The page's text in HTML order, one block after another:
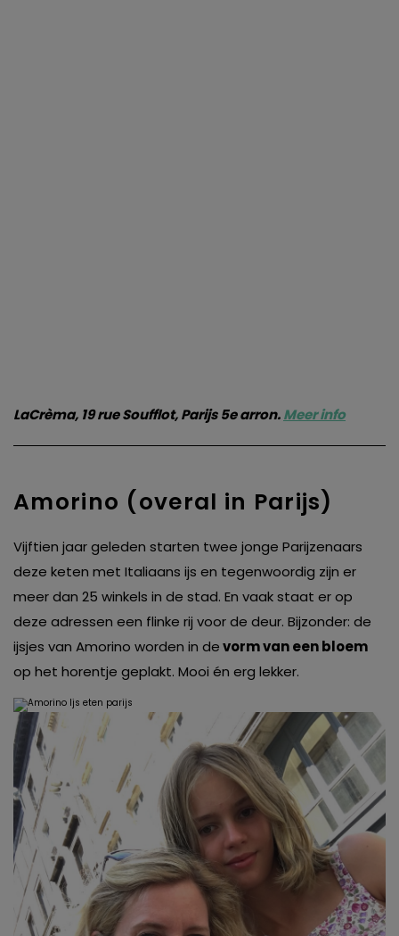
LaCrèma, 19 rue Soufflot, Parijs 5e arron.Meer info
Amorino (overal in Parijs)
Vijftien jaar geleden starten twee jonge Parijzenaars
deze keten met Italiaans ijs en tegenwoordig zijn er
meer dan 25 winkels in de stad. En vaak staat er op
deze adressen een flinke rij voor de deur. Bijzonder: de
ijsjes van Amorino worden in devorm van een bloem
op het horentje geplakt. Mooi én erg lekker.